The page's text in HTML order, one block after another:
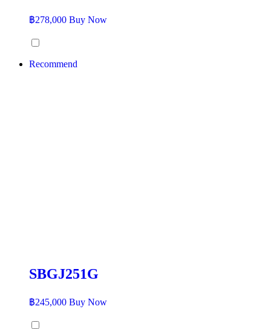
฿278,000 Buy Now
Recommend
SBGJ251G
฿245,000 Buy Now